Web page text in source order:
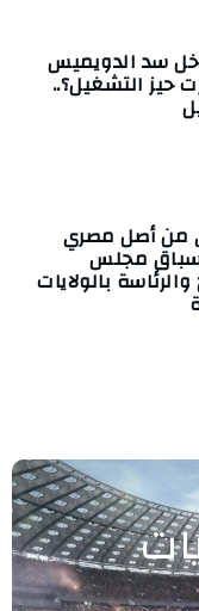
سد الدويميس
حيز التشغيل؟..
من أصل مصري
مجلس
بالولايات